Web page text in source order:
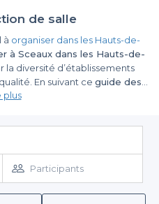
de salle
à organiser dans les Hauts-de-
à Sceaux dans les Hauts-de-
la diversité d’établissements
En suivant ce guide des
, vous découvrirez des salles
Vous n’aurez qu’à
à vos critères. Si vous souhaitez
salle à louer avec un jardin,
de la chaleur estivale et d’une
la dans un une salle à
plus
Participants